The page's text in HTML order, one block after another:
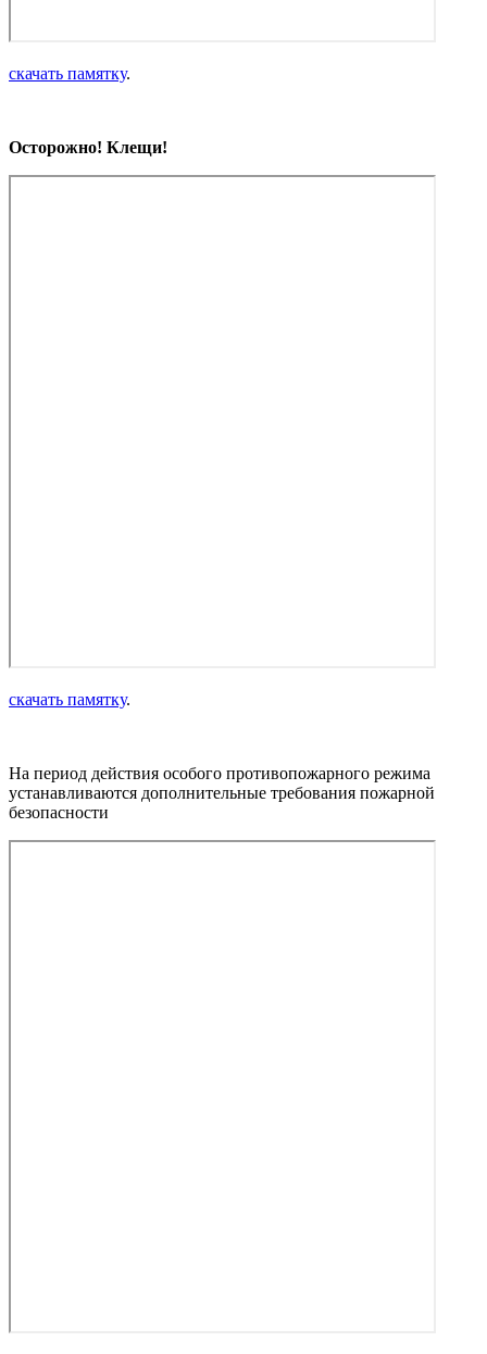
скачать памятку.
Осторожно! Клещи!
скачать памятку.
На период действия особого противопожарного режима
устанавливаются дополнительные требования пожарной
безопасности